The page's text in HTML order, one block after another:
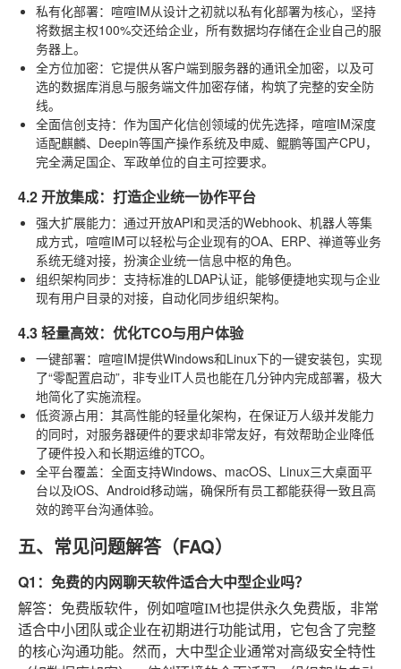
私有化部署：喧喧IM从设计之初就以私有化部署为核心，坚持
将数据主权100%交还给企业，所有数据均存储在企业自己的服
务器上。
全方位加密：它提供从客户端到服务器的通讯全加密，以及可
选的数据库消息与服务端文件加密存储，构筑了完整的安全防
线。
全面信创支持：作为国产化信创领域的优先选择，喧喧IM深度
适配麒麟、Deepin等国产操作系统及申威、鲲鹏等国产CPU，
完全满足国企、军政单位的自主可控要求。
4.2 开放集成：打造企业统一协作平台
强大扩展能力：通过开放API和灵活的Webhook、机器人等集
成方式，喧喧IM可以轻松与企业现有的OA、ERP、禅道等业务
系统无缝对接，扮演企业统一信息中枢的角色。
组织架构同步：支持标准的LDAP认证，能够便捷地实现与企业
现有用户目录的对接，自动化同步组织架构。
4.3 轻量高效：优化TCO与用户体验
一键部署：喧喧IM提供Windows和Linux下的一键安装包，实现
了“零配置启动”，非专业IT人员也能在几分钟内完成部署，极大
地简化了实施流程。
低资源占用：其高性能的轻量化架构，在保证万人级并发能力
的同时，对服务器硬件的要求却非常友好，有效帮助企业降低
了硬件投入和长期运维的TCO。
全平台覆盖：全面支持Windows、macOS、Linux三大桌面平
台以及iOS、Android移动端，确保所有员工都能获得一致且高
效的跨平台沟通体验。
五、常见问题解答（FAQ）
Q1：免费的内网聊天软件适合大中型企业吗？
解答：免费版软件，例如喧喧IM也提供永久免费版，非常
适合中小团队或企业在初期进行功能试用，它包含了完整
的核心沟通功能。然而，大中型企业通常对高级安全特性